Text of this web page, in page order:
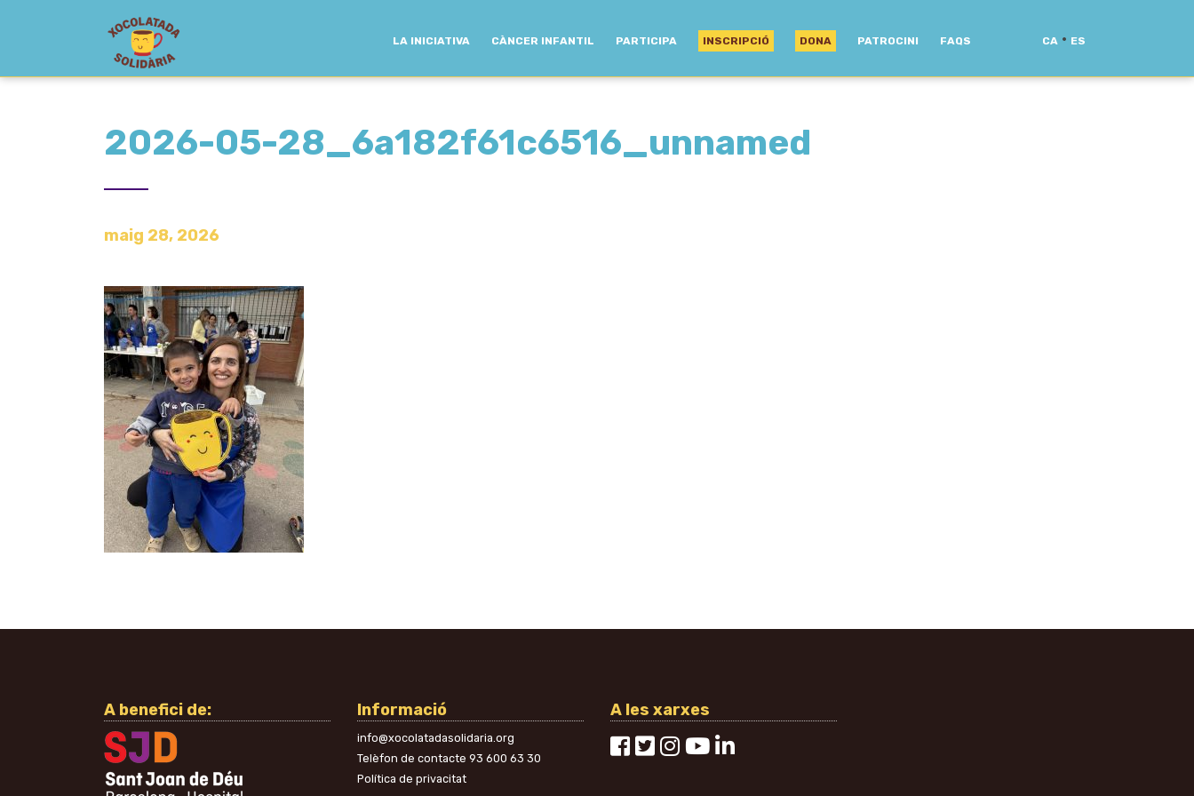
LA INICIATIVA CÀNCER INFANTIL PARTICIPA INSCRIPCIÓ DONA PATROCINI FAQS CA · ES
2026-05-28_6a182f61c6516_unnamed
maig 28, 2026
A benefici de: Informació
info@xocolatadasolidaria.org
Telèfon de contacte 93 600 63 30
Política de privacitat
A les xarxes